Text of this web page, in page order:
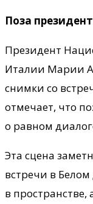
Поза
Президент
Италии Марии
снимки со
отмечает, что
о равном
Эта сцена
встречи в
в